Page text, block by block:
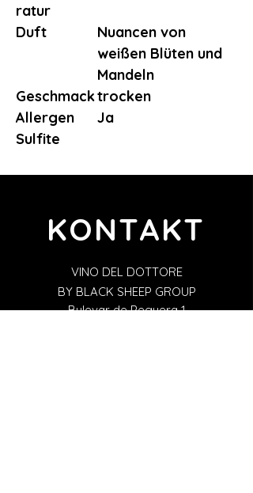
ratur
Duft
Nuancen von
weißen Blüten und
Mandeln
Geschmacktrocken
Allergen
Sulfite
Ja
KONTAKT
VINO DEL DOTTORE
BY BLACK SHEEP GROUP
Bulevar de Peguera 1